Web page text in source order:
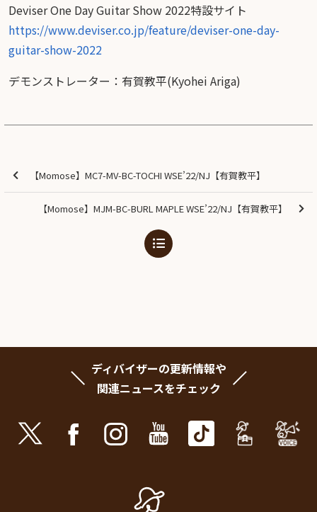
Deviser One Day Guitar Show 2022特設サイト
https://www.deviser.co.jp/feature/deviser-one-day-
guitar-show-2022
デモンストレーター：有賀教平(Kyohei Ariga)
【Momose】MC7-MV-BC-TOCHI WSE’22/NJ【有賀教平】
【Momose】MJM-BC-BURL MAPLE WSE’22/NJ【有賀教平】
ディバイザーの更新情報や
関連ニュースをチェック